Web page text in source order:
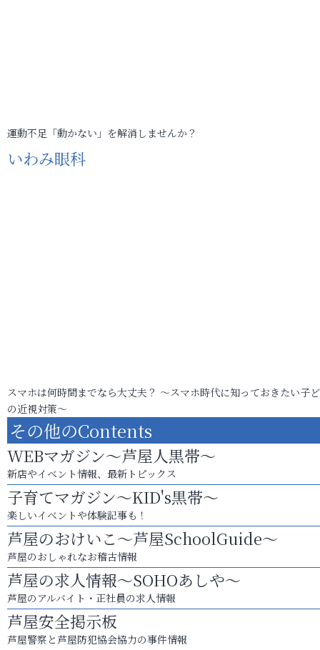
運動不足「動かない」を解消しませんか？
いわみ眼科
スマホは何時間までなら大丈夫？ ～スマホ時代に知っておきたい子
の近視対策～
その他のContents
WEBマガジン～芦屋人黒帯～
新店やイベント情報、最新トピックス
子育てマガジン～KID's黒帯～
楽しいイベントや体験記事も！
芦屋のおけいこ～芦屋SchoolGuide～
芦屋のおしゃれなお稽古情報
芦屋の求人情報～SOHOあしや～
芦屋のアルバイト・正社員の求人情報
芦屋安全掲示板
芦屋警察と芦屋防犯協会協力の事件情報